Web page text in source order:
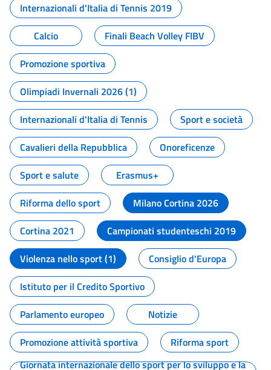
Internazionali d'Italia di Tennis 2019
Calcio
Finali Beach Volley FIBV
Promozione sportiva
Olimpiadi Invernali 2026 (1)
Internazionali d'Italia di Tennis
Sport e società
Cavalieri della Repubblica
Onoreficenze
Sport e salute
Erasmus+
Riforma dello sport
Milano Cortina 2026
Cortina 2021
Campionati studenteschi 2019
Violenza nello sport (1)
Consiglio d'Europa
Istituto per il Credito Sportivo
Parlamento europeo
Notizie
Promozione attività sportiva
Riforma sport
Giornata internazionale dello sport per lo sviluppo e la